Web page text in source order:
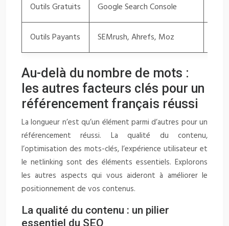
Outils Gratuits Google Search Console
Outils Payants SEMrush, Ahrefs, Moz
Au-delà du nombre de mots :
les autres facteurs clés pour un
référencement français réussi
La longueur n’est qu’un élément parmi d’autres pour un
référencement réussi. La qualité du contenu,
l’optimisation des mots-clés, l’expérience utilisateur et
le netlinking sont des éléments essentiels. Explorons
les autres aspects qui vous aideront à améliorer le
positionnement de vos contenus.
La qualité du contenu : un pilier
essentiel du SEO